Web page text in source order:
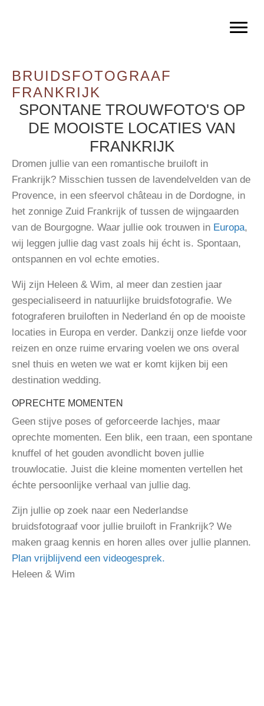
BRUIDSFOTOGRAAF
FRANKRIJK
SPONTANE TROUWFOTO'S OP
DE MOOISTE LOCATIES VAN
FRANKRIJK
Dromen jullie van een romantische bruiloft in
Frankrijk? Misschien tussen de lavendelvelden van de
Provence, in een sfeervol château in de Dordogne, in
het zonnige Zuid Frankrijk of tussen de wijngaarden
van de Bourgogne. Waar jullie ook trouwen in Europa,
wij leggen jullie dag vast zoals hij écht is. Spontaan,
ontspannen en vol echte emoties.
Wij zijn Heleen & Wim, al meer dan zestien jaar
gespecialiseerd in natuurlijke bruidsfotografie. We
fotograferen bruiloften in Nederland én op de mooiste
locaties in Europa en verder. Dankzij onze liefde voor
reizen en onze ruime ervaring voelen we ons overal
snel thuis en weten we wat er komt kijken bij een
destination wedding.
OPRECHTE MOMENTEN
Geen stijve poses of geforceerde lachjes, maar
oprechte momenten. Een blik, een traan, een spontane
knuffel of het gouden avondlicht boven jullie
trouwlocatie. Juist die kleine momenten vertellen het
échte persoonlijke verhaal van jullie dag.
Zijn jullie op zoek naar een Nederlandse
bruidsfotograaf voor jullie bruiloft in Frankrijk? We
maken graag kennis en horen alles over jullie plannen.
Plan vrijblijvend een videogesprek.
Heleen & Wim